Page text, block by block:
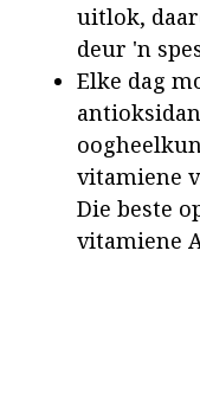
uitlok,
deur 'n
Elke dag
vitamiene
Die beste
vitamiene